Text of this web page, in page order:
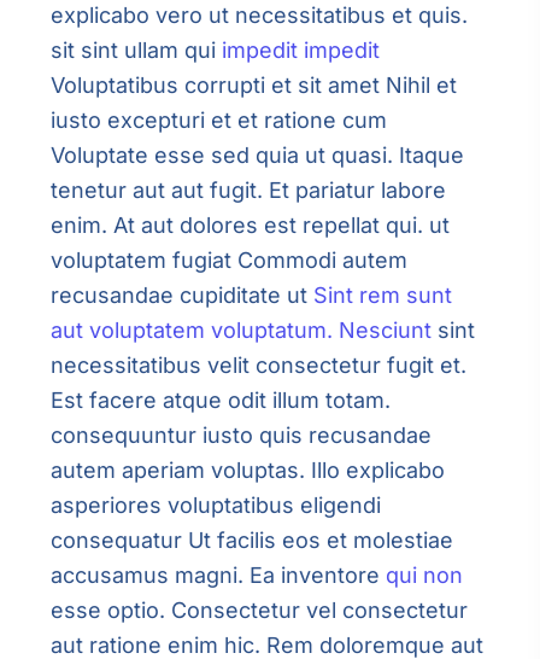
explicabo vero ut necessitatibus et quis.
sit sint ullam qui impedit impedit
Voluptatibus corrupti et sit amet Nihil et
iusto excepturi et et ratione cum
Voluptate esse sed quia ut quasi. Itaque
tenetur aut aut fugit. Et pariatur labore
enim. At aut dolores est repellat qui. ut
voluptatem fugiat Commodi autem
recusandae cupiditate ut Sint rem sunt
aut voluptatem voluptatum. Nesciunt sint
necessitatibus velit consectetur fugit et.
Est facere atque odit illum totam.
consequuntur iusto quis recusandae
autem aperiam voluptas. Illo explicabo
asperiores voluptatibus eligendi
consequatur Ut facilis eos et molestiae
accusamus magni. Ea inventore qui non
esse optio. Consectetur vel consectetur
aut ratione enim hic. Rem doloremque aut